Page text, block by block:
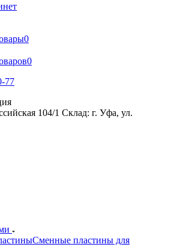
0
0
77
104/1 Склад: г. Уфа, ул.
Сменные пластины для